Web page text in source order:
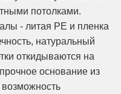
потолками.
- литая PE и пленка
натуральный
откидываются на
основание из
возможность